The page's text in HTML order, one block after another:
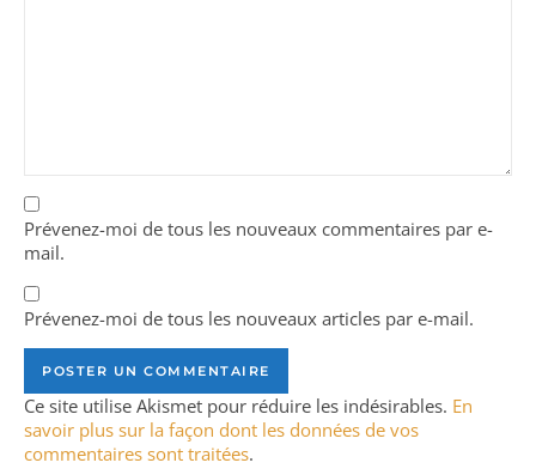
Prévenez-moi de tous les nouveaux commentaires par e-
mail.
Prévenez-moi de tous les nouveaux articles par e-mail.
Ce site utilise Akismet pour réduire les indésirables. En
savoir plus sur la façon dont les données de vos
commentaires sont traitées.